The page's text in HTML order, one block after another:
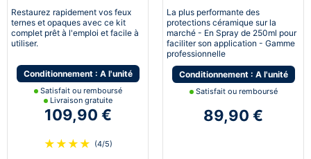
Restaurez rapidement vos feux
ternes et opaques avec ce kit
complet prêt à l'emploi et facile à
utiliser.
Conditionnement : A l'unité
Satisfait ou remboursé
Livraison gratuite
109,90 €
★ ★ ★ ★ (4/5)
La plus performante des
protections céramique sur la
marché - En Spray de 250ml pour
faciliter son application - Gamme
professionnelle
Conditionnement : A l'unité
Satisfait ou remboursé
89,90 €